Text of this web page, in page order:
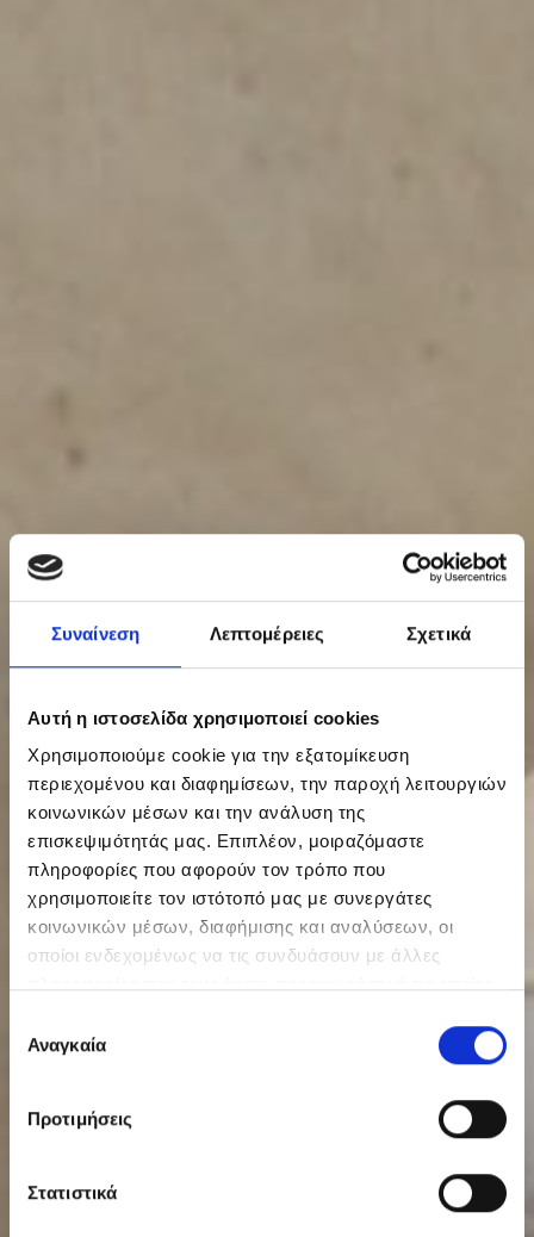
Συναίνεση Λεπτομέρειες Σχετικά
Αυτή η ιστοσελίδα χρησιμοποιεί cookies
Χρησιμοποιούμε cookie για την εξατομίκευση
περιεχομένου και διαφημίσεων, την παροχή λειτουργιών
κοινωνικών μέσων και την ανάλυση της
επισκεψιμότητάς μας. Επιπλέον, μοιραζόμαστε
πληροφορίες που αφορούν τον τρόπο που
χρησιμοποιείτε τον ιστότοπό μας με συνεργάτες
κοινωνικών μέσων, διαφήμισης και αναλύσεων, οι
οποίοι ενδεχομένως να τις συνδυάσουν με άλλες
των υπηρεσιών τους.
συγκατάθεσης
Αναγκαία
Προτιμήσεις
Στατιστικά
WAKE UP. FEEL THE MEDITERRANEAN BREEZE